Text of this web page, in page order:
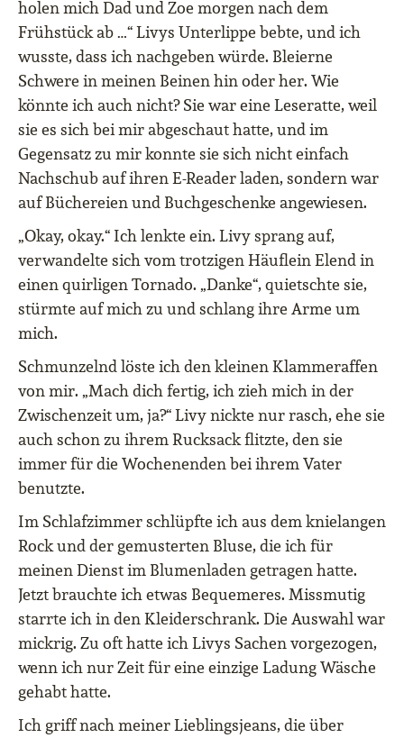
holen mich Dad und Zoe morgen nach dem
Frühstück ab …“ Livys Unterlippe bebte, und ich
wusste, dass ich nachgeben würde. Bleierne
Schwere in meinen Beinen hin oder her. Wie
könnte ich auch nicht? Sie war eine Leseratte, weil
sie es sich bei mir abgeschaut hatte, und im
Gegensatz zu mir konnte sie sich nicht einfach
Nachschub auf ihren E-Reader laden, sondern war
auf Büchereien und Buchgeschenke angewiesen.
„Okay, okay.“ Ich lenkte ein. Livy sprang auf,
verwandelte sich vom trotzigen Häuflein Elend in
einen quirligen Tornado. „Danke“, quietschte sie,
stürmte auf mich zu und schlang ihre Arme um
mich.
Schmunzelnd löste ich den kleinen Klammeraffen
von mir. „Mach dich fertig, ich zieh mich in der
Zwischenzeit um, ja?“ Livy nickte nur rasch, ehe sie
auch schon zu ihrem Rucksack flitzte, den sie
immer für die Wochenenden bei ihrem Vater
benutzte.
Im Schlafzimmer schlüpfte ich aus dem knielangen
Rock und der gemusterten Bluse, die ich für
meinen Dienst im Blumenladen getragen hatte.
Jetzt brauchte ich etwas Bequemeres. Missmutig
starrte ich in den Kleiderschrank. Die Auswahl war
mickrig. Zu oft hatte ich Livys Sachen vorgezogen,
wenn ich nur Zeit für eine einzige Ladung Wäsche
gehabt hatte.
Ich griff nach meiner Lieblingsjeans, die über